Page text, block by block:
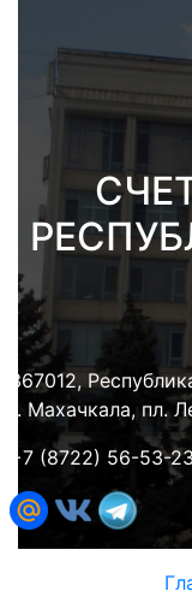
367012,
г. Махачкала, пл.
+7 (8722) 56-53-23